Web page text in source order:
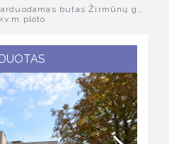
butas Žirmūnų g.,
ploto